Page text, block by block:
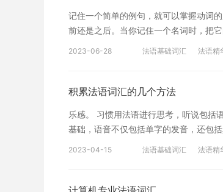
记住一个简单的例句，就可以掌握动词
前还是之后。当你记住一个名词时，把
不带重复的。 3.反复多次背单词 昨天刚
记过多次却又忘了的，优先记忆这些单
忘记的话就再去记住，直到不会
2023-06-28 法语基础词汇 法语精
积累法语词汇的几个方法
乐感。 习惯用法语进行思考，听说包括
基础，语音不仅包括单字的发音，还包
记忆法语和英语中有不少同义词或近义
2023-04-15 法语基础词汇 法语精